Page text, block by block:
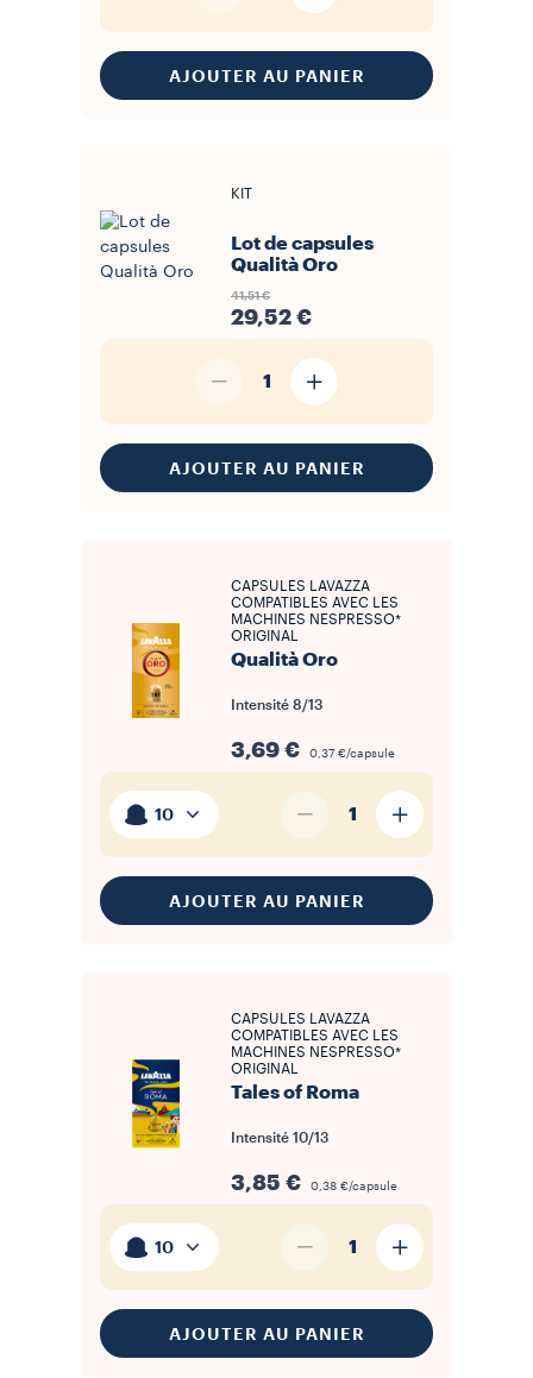
AJOUTER AU PANIER
KIT
Lot de capsules
Qualità Oro
41,51 €
29,52 €
1
AJOUTER AU PANIER
CAPSULES LAVAZZA
COMPATIBLES AVEC LES
MACHINES NESPRESSO*
ORIGINAL
Qualità Oro
Intensité 8/13
3,69 € 0,37 €/capsule
10 1
AJOUTER AU PANIER
CAPSULES LAVAZZA
COMPATIBLES AVEC LES
MACHINES NESPRESSO*
ORIGINAL
Tales of Roma
Intensité 10/13
3,85 € 0,38 €/capsule
10 1
AJOUTER AU PANIER